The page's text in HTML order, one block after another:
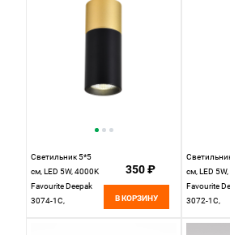
Светильник 5*5
см, LED 5W, 4000K
Favourite Deepak
3074-1C,
350 ₽
В КОРЗИНУ
см, LED
Favourite
3072-1C,